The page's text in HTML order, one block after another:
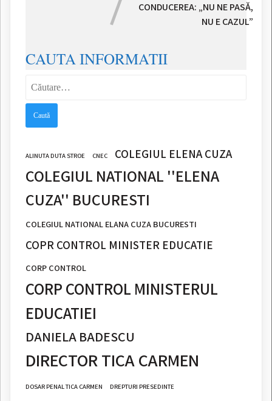
CONDUCEREA: „NU NE PASĂ,
NU E CAZUL”
CAUTA INFORMATII
ALINUTA DUTA STROE CNEC COLEGIUL ELENA CUZA
COLEGIUL NATIONAL ''ELENA
CUZA'' BUCURESTI
COLEGIUL NATIONAL ELANA CUZA BUCURESTI
COPR CONTROL MINISTER EDUCATIE
CORP CONTROL
CORP CONTROL MINISTERUL
EDUCATIEI
DANIELA BADESCU
DIRECTOR TICA CARMEN
DOSAR PENAL TICA CARMEN DREPTURI PRESEDINTE